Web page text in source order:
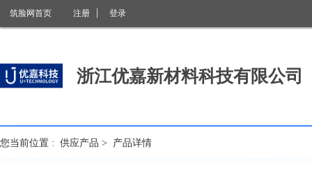
筑脸网首页 注册 登录
浙江优嘉新材料科技有限公司
您当前位置 : 供应产品 > 产品详情